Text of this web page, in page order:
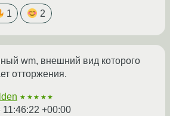
1 2
wm, внешний вид которого
отторжения.
★★★★★
+00:00